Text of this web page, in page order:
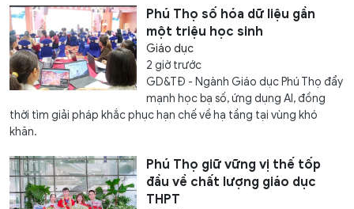
Phú Thọ số hóa dữ liệu gần
một triệu học sinh
Giáo dục
2 giờ trước
GD&TĐ - Ngành Giáo dục Phú Thọ đẩy
mạnh học bạ số, ứng dụng AI, đồng
thời tìm giải pháp khắc phục hạn chế về hạ tầng tại vùng khó
khăn.
Phú Thọ giữ vững vị thế tốp
đầu về chất lượng giáo dục
THPT